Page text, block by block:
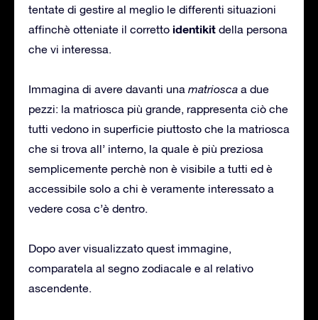
tentate di gestire al meglio le differenti situazioni
affinchè otteniate il corretto identikit della persona
che vi interessa.
Immagina di avere davanti una matriosca a due
pezzi: la matriosca più grande, rappresenta ciò che
tutti vedono in superficie piuttosto che la matriosca
che si trova all’ interno, la quale è più preziosa
semplicemente perchè non è visibile a tutti ed è
accessibile solo a chi è veramente interessato a
vedere cosa c’è dentro.
Dopo aver visualizzato quest immagine,
comparatela al segno zodiacale e al relativo
ascendente.